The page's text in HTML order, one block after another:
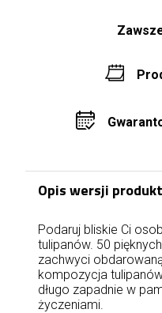
Opis wersji
Podaruj bliskie Ci
tulipanów. 50
zachwyci
kompozycja
długo zapadnie w
życzeniami.